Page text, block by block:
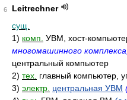
6
Leitrechner
сущ.
1) комп. УВМ, хост-
многомашинного
центральный компьютер
2) тех. главный компьютер,
3) электр. центральная УВМ